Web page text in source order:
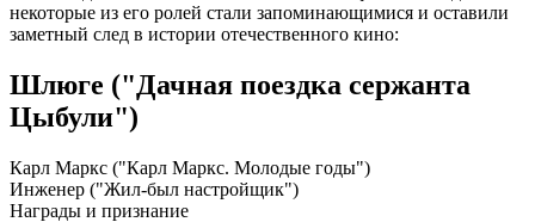
некоторые из его ролей стали запоминающимися и оставили
заметный след в истории отечественного кино:
Шлюге ("Дачная поездка сержанта
Цыбули")
Карл Маркс ("Карл Маркс. Молодые годы")
Инженер ("Жил-был настройщик")
Награды и признание